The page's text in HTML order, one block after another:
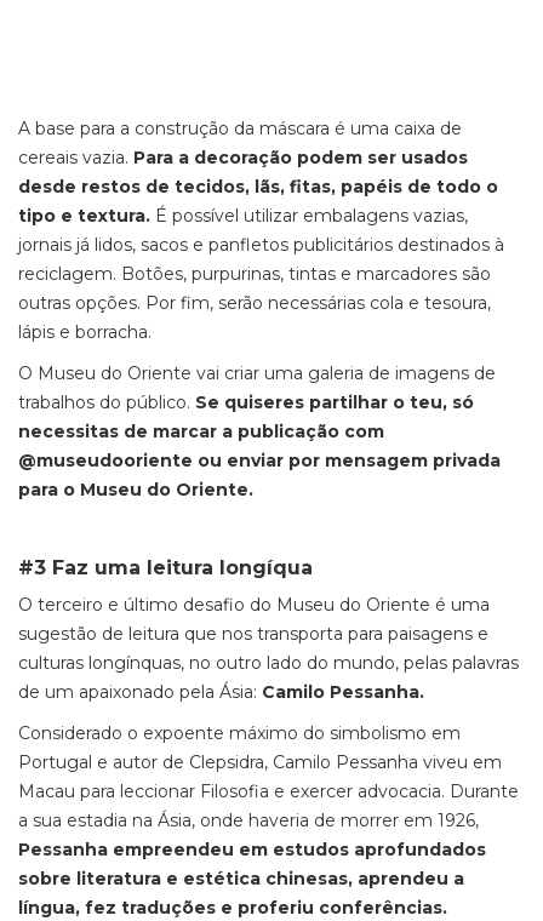
A base para a construção da máscara é uma caixa de
cereais vazia. Para a decoração podem ser usados
desde restos de tecidos, lãs, fitas, papéis de todo o
tipo e textura. É possível utilizar embalagens vazias,
jornais já lidos, sacos e panfletos publicitários destinados à
reciclagem. Botões, purpurinas, tintas e marcadores são
outras opções. Por fim, serão necessárias cola e tesoura,
lápis e borracha.
O Museu do Oriente vai criar uma galeria de imagens de
trabalhos do público. Se quiseres partilhar o teu, só
necessitas de marcar a publicação com
@museudooriente ou enviar por mensagem privada
para o Museu do Oriente.
#3 Faz uma leitura longíqua
O terceiro e último desafio do Museu do Oriente é uma
sugestão de leitura que nos transporta para paisagens e
culturas longínquas, no outro lado do mundo, pelas palavras
de um apaixonado pela Ásia: Camilo Pessanha.
Considerado o expoente máximo do simbolismo em
Portugal e autor de Clepsidra, Camilo Pessanha viveu em
Macau para leccionar Filosofia e exercer advocacia. Durante
a sua estadia na Ásia, onde haveria de morrer em 1926,
Pessanha empreendeu em estudos aprofundados
sobre literatura e estética chinesas, aprendeu a
língua, fez traduções e proferiu conferências.